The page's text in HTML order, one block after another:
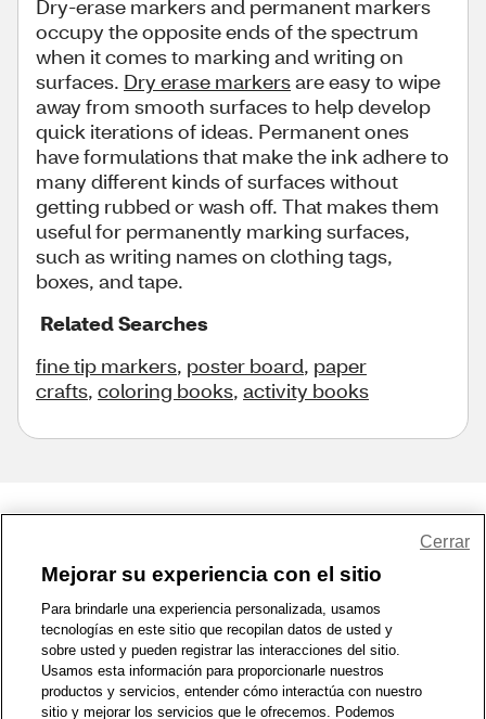
Dry-erase markers and permanent markers
occupy the opposite ends of the spectrum
when it comes to marking and writing on
surfaces. Dry erase markersare easy to wipe
away from smooth surfaces to help develop
quick iterations of ideas. Permanent ones
have formulations that make the ink adhere to
many different kinds of surfaces without
getting rubbed or wash off. That makes them
useful for permanently marking surfaces,
such as writing names on clothing tags,
boxes, and tape.
Related Searches
fine tip markers, poster board, paper
crafts, coloring books, activity books
1-800-679-9691 | Contáctenos | Términos de Uso | Accesibilidad
Política de Privacidad | WA Privacy Policy | Mapa del sitio
Zona de Bienestar | © 1999 - 2026 CVS.com
Mejorar su experiencia con el sitio
Para brindarle una experiencia personalizada, usamos
tecnologías en este sitio que recopilan datos de usted y
sobre usted y pueden registrar las interacciones del sitio.
Usamos esta información para proporcionarle nuestros
productos y servicios, entender cómo interactúa con nuestro
sitio y mejorar los servicios que le ofrecemos. Podemos
Cerrar